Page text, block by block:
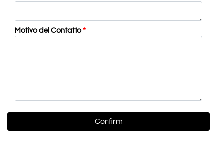
Motivo del Contatto*